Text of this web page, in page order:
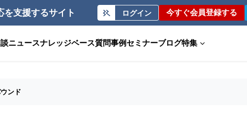
を支援するサイト ログイン 今すぐ会員登録する
ニュースナレッジベース質問事例 セミナーブログ特集
ンド